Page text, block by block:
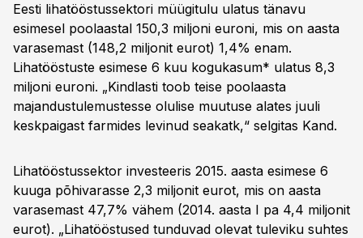
Eesti lihatööstussektori müügitulu ulatus tänavu
esimesel poolaastal 150,3 miljoni euroni, mis on aasta
varasemast (148,2 miljonit eurot) 1,4% enam.
Lihatööstuste esimese 6 kuu kogukasum* ulatus 8,3
miljoni euroni. „Kindlasti toob teise poolaasta
majandustulemustesse olulise muutuse alates juuli
keskpaigast farmides levinud seakatk,“ selgitas Kand.
Lihatööstussektor investeeris 2015. aasta esimese 6
kuuga põhivarasse 2,3 miljonit eurot, mis on aasta
varasemast 47,7% vähem (2014. aasta I pa 4,4 miljonit
eurot). „Lihatööstused tunduvad olevat tuleviku suhtes